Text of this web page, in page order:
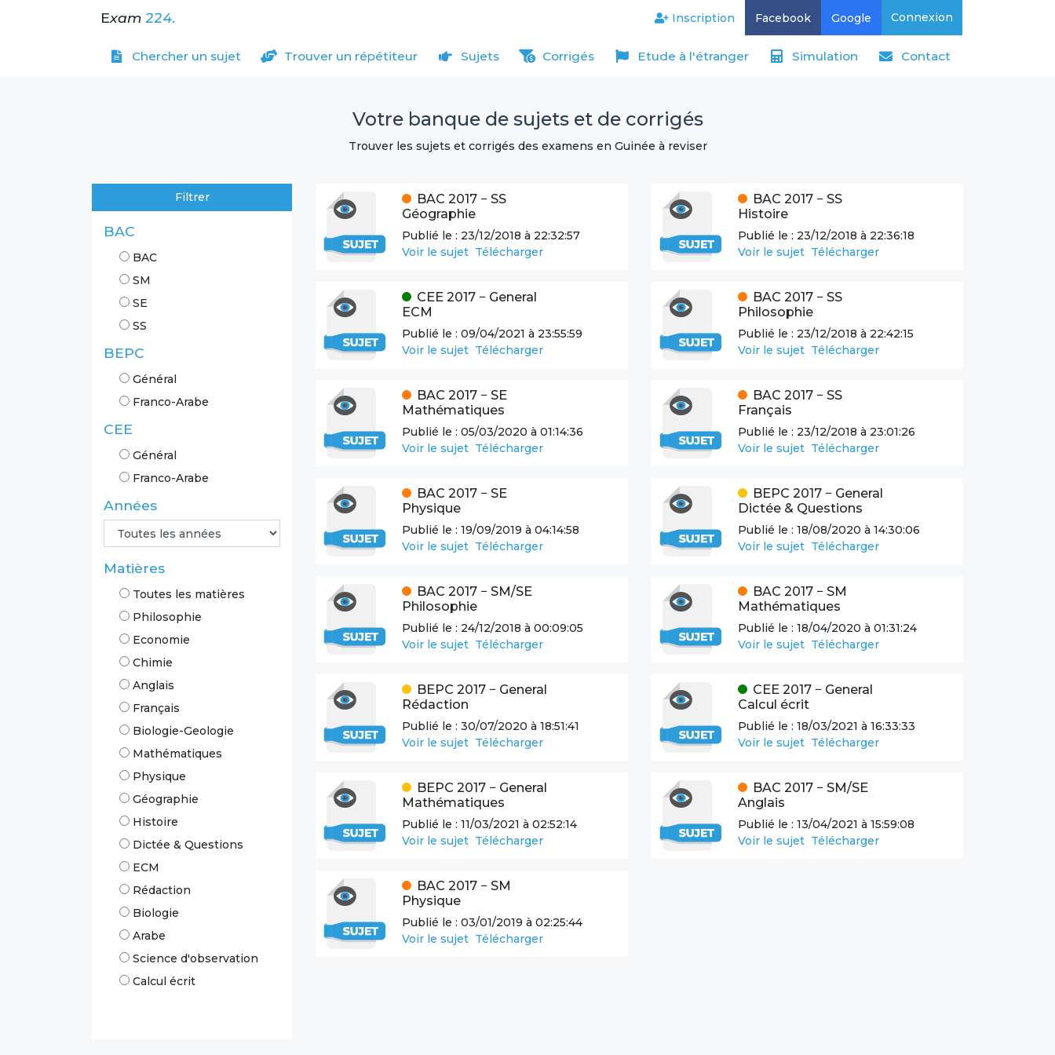
Exam 224. Inscription Facebook Google Connexion
Chercher un sujet Trouver un répétiteur Sujets Corrigés Etude à l'étranger Simulation Contact
Votre banque de sujets et de corrigés
Trouver les sujets et corrigés des examens en Guinée à reviser
Filtrer
BAC
BAC
SM
SE
SS
BEPC
Général
Franco-Arabe
CEE
Général
Franco-Arabe
Années
Matières
Toutes les matières
Philosophie
Economie
Chimie
Anglais
Français
Biologie-Geologie
Mathématiques
Physique
Géographie
Histoire
Dictée & Questions
ECM
Rédaction
Biologie
Arabe
Science d'observation
Calcul écrit
BAC 2017 − SS
Géographie
Publié le : 23/12/2018 à 22:32:57
Voir le sujet Télécharger
BAC 2017− SS
Histoire
Publié le : 23/12/2018 à 22:36:18
Voir le sujet Télécharger
CEE 2017 − General
ECM
Publié le : 09/04/2021 à 23:55:59
Voir le sujet Télécharger
BAC 2017− SS
Philosophie
Publié le : 23/12/2018 à 22:42:15
Voir le sujet Télécharger
BAC 2017 − SE
Mathématiques
Publié le : 05/03/2020 à 01:14:36
Voir le sujet Télécharger
BAC 2017− SS
Français
Publié le : 23/12/2018 à 23:01:26
Voir le sujet Télécharger
BAC 2017 − SE
Physique
Publié le : 19/09/2019 à 04:14:58
Voir le sujet Télécharger
BEPC 2017− General
Dictée & Questions
Publié le : 18/08/2020 à 14:30:06
Voir le sujet Télécharger
BAC 2017 − SM/SE
Philosophie
Publié le : 24/12/2018 à 00:09:05
Voir le sujet Télécharger
BAC 2017− SM
Mathématiques
Publié le : 18/04/2020 à 01:31:24
Voir le sujet Télécharger
BEPC 2017 − General
Rédaction
Publié le : 30/07/2020 à 18:51:41
Voir le sujet Télécharger
CEE 2017− General
Calcul écrit
Publié le : 18/03/2021 à 16:33:33
Voir le sujet Télécharger
BEPC 2017 − General
Mathématiques
Publié le : 11/03/2021 à 02:52:14
Voir le sujet Télécharger
BAC 2017− SM/SE
Anglais
Publié le : 13/04/2021 à 15:59:08
Voir le sujet Télécharger
BAC 2017 − SM
Physique
Publié le : 03/01/2019 à 02:25:44
Voir le sujet Télécharger